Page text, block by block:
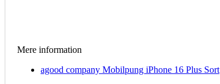
Mere information
agood company Mobilpung iPhone 16 Plus Sort